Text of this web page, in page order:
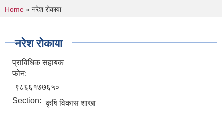
You are here
Home » नरेश रोकाया
नरेश रोकाया
प्राविधिक सहायक
फोन:
९८६६१७७६५०
Section: कृषि विकास शाखा